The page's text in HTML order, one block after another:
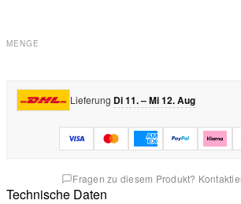
MENGE
Lieferung Di 11. – Mi 12. Aug
Fragen zu diesem Produkt?
Technische Daten